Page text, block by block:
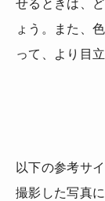
ょう。また、
って、より目
以下の参考サ
撮影した写真